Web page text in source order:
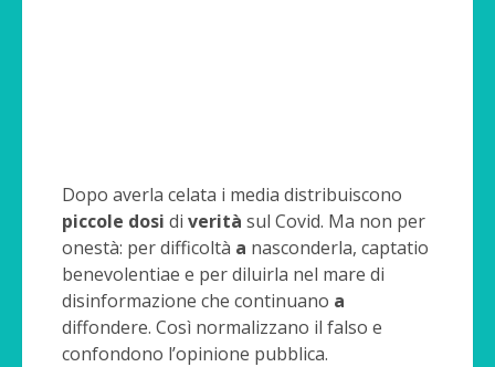
Dopo averla celata i media distribuiscono
piccole dosi di verità sul Covid. Ma non per
onestà: per difficoltà a nasconderla, captatio
benevolentiae e per diluirla nel mare di
disinformazione che continuano a
diffondere. Così normalizzano il falso e
confondono l’opinione pubblica.